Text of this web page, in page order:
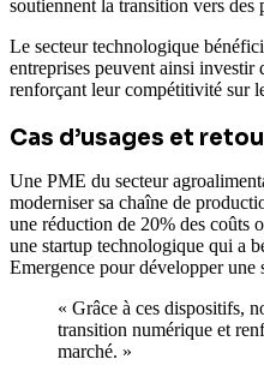
soutiennent la transition vers des
Le secteur technologique
entreprises peuvent ainsi investir
renforçant leur compétitivité sur
Cas d’usages et
Une PME du secteur
moderniser sa chaîne de
une réduction de 20% des coûts
une startup technologique qui a
Emergence pour développer
« Grâce à ces dispositifs,
transition numérique et
marché. »